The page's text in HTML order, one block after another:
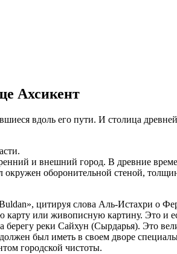
Ахсикент
вдоль его пути. И столица
и внешний город. В древние
оборонительной стеной,
цитируя слова Аль-Истахри о
или живописную картину. Это и
реки Сайхун (Сырдарья). Это
был иметь в своем дворе
городской чистоты.